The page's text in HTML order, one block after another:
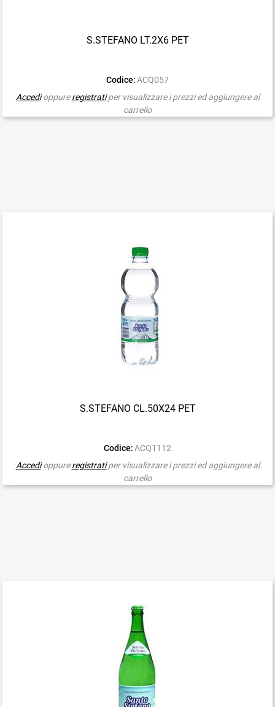
S.STEFANO LT.2X6 PET
Codice: ACQ057
Accedioppureregistrati per visualizzare i prezzi ed aggiungere al
carrello
S.STEFANO CL.50X24 PET
Codice: ACQ1112
Accedioppureregistrati per visualizzare i prezzi ed aggiungere al
carrello